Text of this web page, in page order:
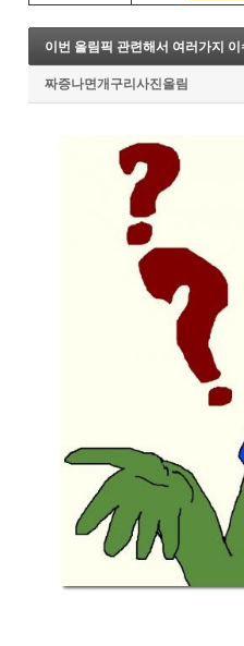
10. 데드크로스
--------캔들 패턴--------
1. 캔들 패턴(1)
-------기술적 지표-------
2. MACD - 수렴확산지수
3. BOL - 볼린저밴드
4. RSI - 상대강도지수
5. FIBO - 피보나치되돌림
이번 올림픽 관련해서 여러가지
짜증나면개구리사진올림